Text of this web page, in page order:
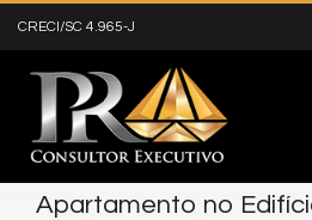
CRECI/SC 4.965-J
Apartamento no